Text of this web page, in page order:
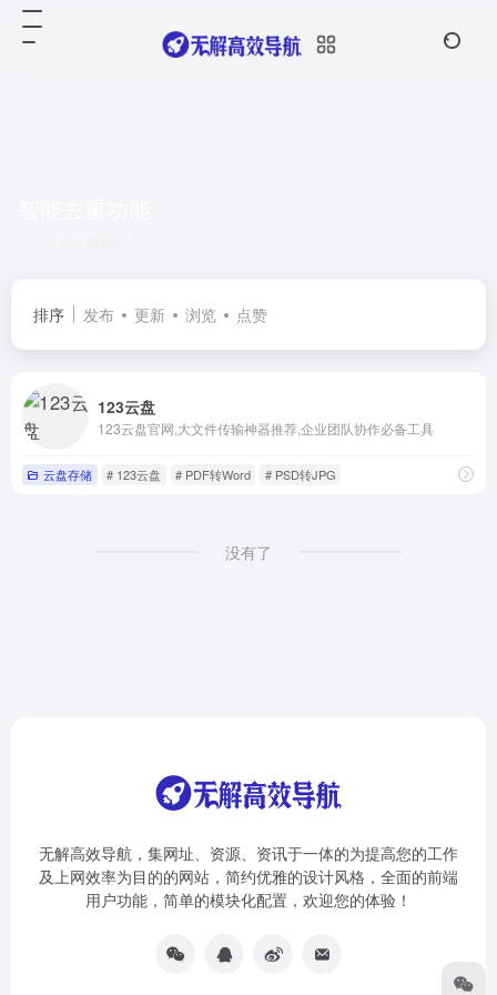
排序 发布 更新 浏览 点赞
123云盘
123云盘官网,大文件传输神器推荐,企业团队协作必备工具
云盘存储 # 123云盘 # PDF转Word # PSD转JPG
没有了
无解高效导航，集网址、资源、资讯于一体的为提高您的工作
及上网效率为目的的网站，简约优雅的设计风格，全面的前端
用户功能，简单的模块化配置，欢迎您的体验！